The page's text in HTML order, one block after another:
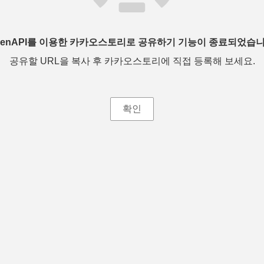
를 이용한 카카오스토리로 공유하기 기능이 종료되었습
공유할 URL을 복사 후 카카오스토리에 직접 등록해 보세요.
확인